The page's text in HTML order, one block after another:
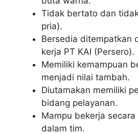
Tidak bertato dan
pria).
Bersedia ditempatkan
kerja PT KAI (Persero).
Memiliki kemampuan
menjadi nilai tambah.
Diutamakan memiliki
bidang pelayanan.
Mampu bekerja
dalam tim.